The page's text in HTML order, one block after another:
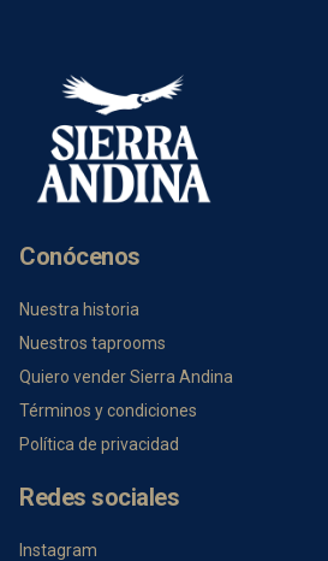
Conócenos
Nuestra historia
Nuestros taprooms
Quiero vender Sierra Andina
Términos y condiciones
Política de privacidad
Redes sociales
Instagram